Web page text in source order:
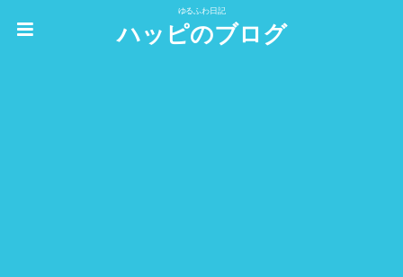
ゆるふわ日記
ハッピのブログ